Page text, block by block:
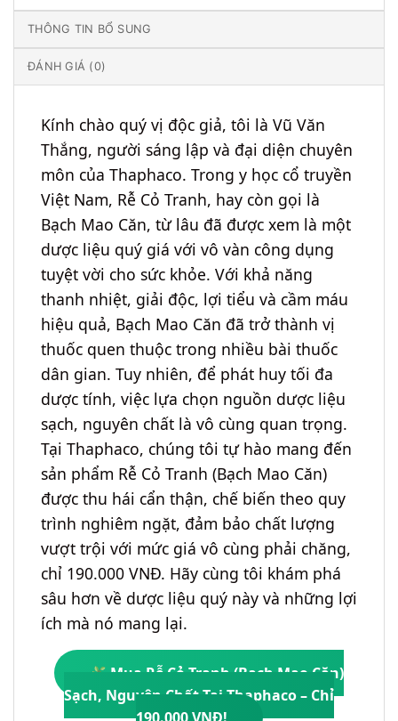
THÔNG TIN BỔ SUNG
ĐÁNH GIÁ (0)
Kính chào quý vị độc giả, tôi là Vũ Văn
Thắng, người sáng lập và đại diện chuyên
môn của Thaphaco. Trong y học cổ truyền
Việt Nam, Rễ Cỏ Tranh, hay còn gọi là
Bạch Mao Căn, từ lâu đã được xem là một
dược liệu quý giá với vô vàn công dụng
tuyệt vời cho sức khỏe. Với khả năng
thanh nhiệt, giải độc, lợi tiểu và cầm máu
hiệu quả, Bạch Mao Căn đã trở thành vị
thuốc quen thuộc trong nhiều bài thuốc
dân gian. Tuy nhiên, để phát huy tối đa
dược tính, việc lựa chọn nguồn dược liệu
sạch, nguyên chất là vô cùng quan trọng.
Tại Thaphaco, chúng tôi tự hào mang đến
sản phẩm Rễ Cỏ Tranh (Bạch Mao Căn)
được thu hái cẩn thận, chế biến theo quy
trình nghiêm ngặt, đảm bảo chất lượng
vượt trội với mức giá vô cùng phải chăng,
chỉ 190.000 VNĐ. Hãy cùng tôi khám phá
sâu hơn về dược liệu quý này và những lợi
ích mà nó mang lại.
Mua Rễ Cỏ Tranh (Bạch Mao Căn)
Sạch, Nguyên Chất Tại Thaphaco – Chỉ